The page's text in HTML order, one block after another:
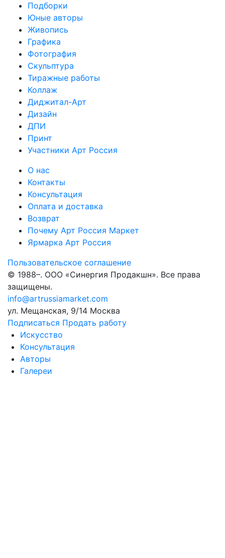
Подборки
Юные авторы
Живопись
Графика
Фотография
Скульптура
Тиражные работы
Коллаж
Диджитал-Арт
Дизайн
ДПИ
Принт
Участники Арт Россия
О нас
Контакты
Консультация
Оплата и доставка
Возврат
Почему Арт Россия Маркет
Ярмарка Арт Россия
Пользовательское соглашение
© 1988–. ООО «Синергия Продакшн». Все права
защищены.
info@artrussiamarket.com
ул. Мещанская, 9/14 Москва
Подписаться Продать работу
Искусство
Консультация
Авторы
Галереи